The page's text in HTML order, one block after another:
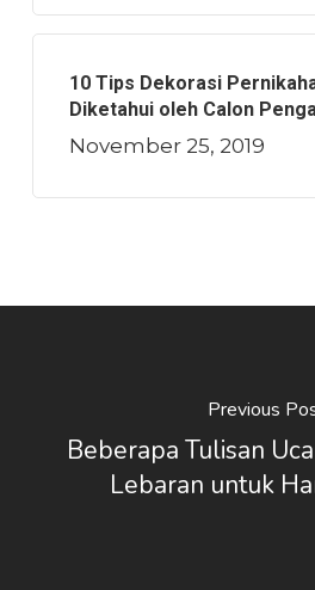
10 Tips Dekorasi
Diketahui oleh Calon
November 25, 2019
Previous
Beberapa Tulisan
Lebaran untuk